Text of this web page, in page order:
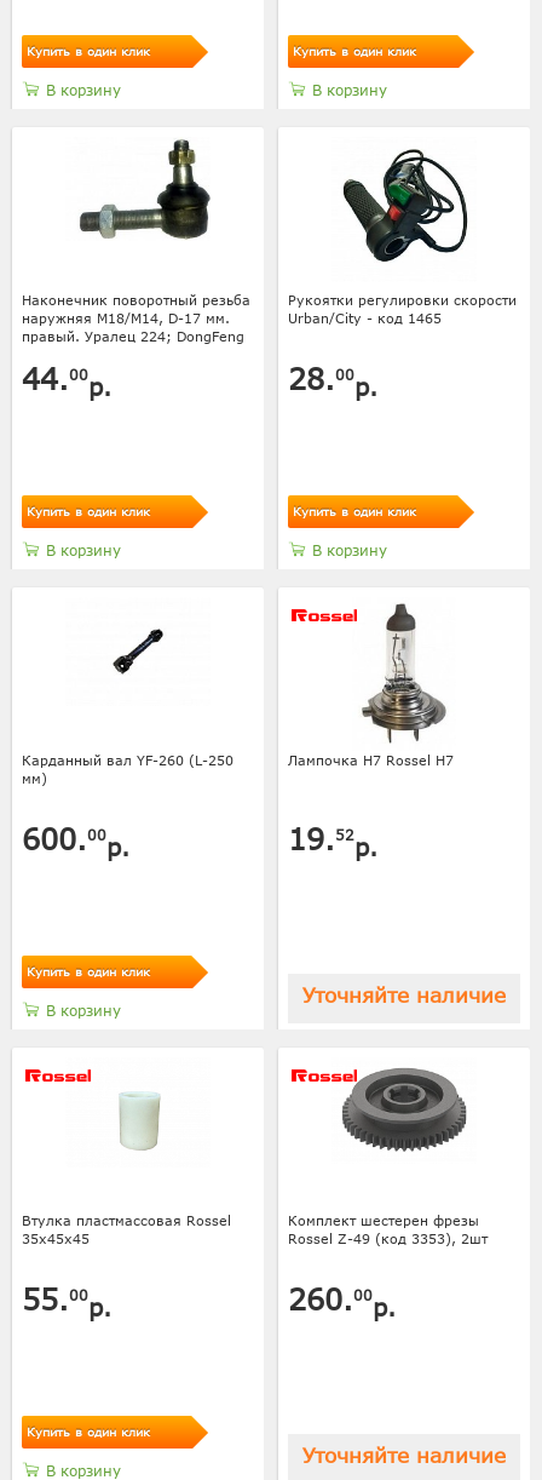
Купить в один клик
В корзину
Купить в один клик
В корзину
Наконечник поворотный резьба
наружняя М18/М14, D-17 мм.
правый. Уралец 224; DongFeng
44.00р.
Купить в один клик
В корзину
Рукоятки регулировки скорости
Urban/City - код 1465
28.00р.
Купить в один клик
В корзину
Карданный вал YF-260 (L-250
мм)
600.00р.
Купить в один клик
В корзину
Лампочка H7 Rossel Н7
19. 52р.
Уточняйте наличие
Втулка пластмассовая Rossel
35х45х45
55.00р.
Купить в один клик
В корзину
Комплект шестерен фрезы
Rossel Z-49 (код 3353), 2шт
260.00р.
Уточняйте наличие